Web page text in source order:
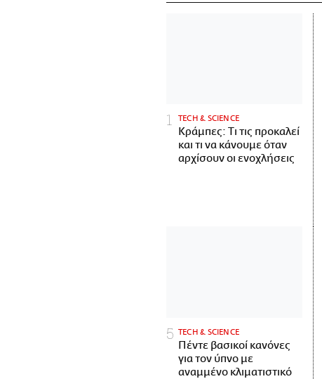
ΤECH & SCIENCE
Κράμπες: Τι τις προκαλεί
και τι να κάνουμε όταν
αρχίσουν οι ενοχλήσεις
ΤECH & SCIENCE
Πέντε βασικοί κανόνες
για τον ύπνο με
αναμμένο κλιματιστικό